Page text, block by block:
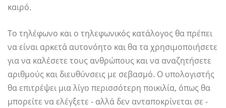
καιρό.
Το τηλέφωνο και ο τηλεφωνικός κατάλογος θα πρέπει
να είναι αρκετά αυτονόητο και θα τα χρησιμοποιήσετε
για να καλέσετε τους ανθρώπους και να αναζητήσετε
αριθμούς και διευθύνσεις με σεβασμό. Ο υπολογιστής
θα επιτρέψει μια λίγο περισσότερη ποικιλία, όπως θα
μπορείτε να ελέγξετε - αλλά δεν ανταποκρίνεται σε -